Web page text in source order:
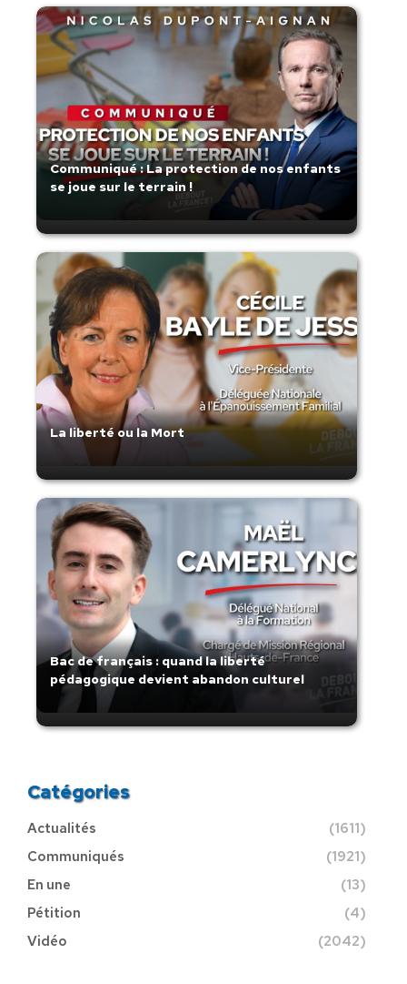
Communiqué : La protection de nos enfants
se joue sur le terrain !
La liberté ou la Mort
Bac de français : quand la liberté
pédagogique devient abandon culturel
Catégories
Actualités
(1611)
Communiqués
(1921)
En une
(13)
Pétition
(4)
Vidéo
(2042)